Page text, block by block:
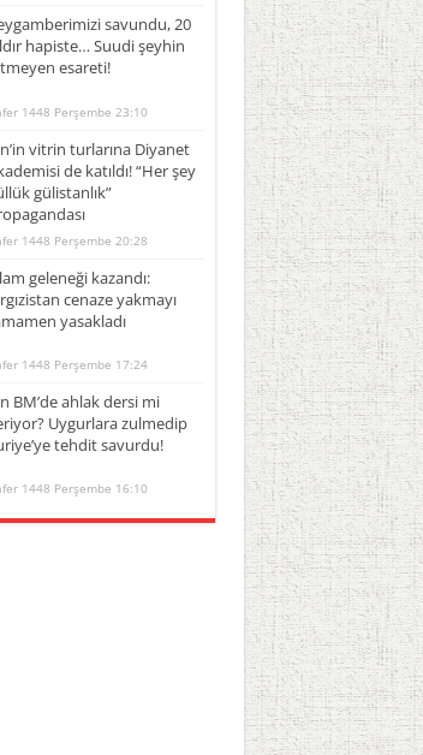
savundu, 20
hapiste… Suudi şeyhin
esareti!
1448 Perşembe 23:10
vitrin turlarına Diyanet
de katıldı! “Her şey
gülistanlık”
1448 Perşembe 20:28
geleneği kazandı:
cenaze yakmayı
yasakladı
1448 Perşembe 17:24
BM’de ahlak dersi mi
Uygurlara zulmedip
tehdit savurdu!
1448 Perşembe 16:10